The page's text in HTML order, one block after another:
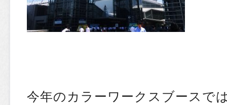
今年のカラーワークスブースで